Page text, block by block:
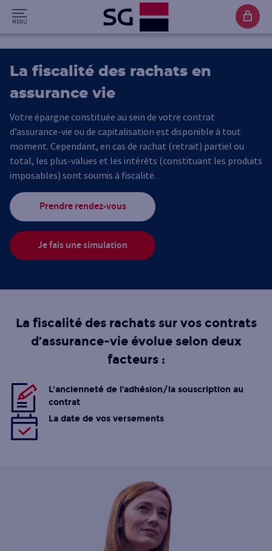
La fiscalité des rachats en
assurance vie
Votre épargne constituée au sein de votre contrat
d’assurance-vie ou de capitalisation est disponible à tout
moment. Cependant, en cas de rachat (retrait) partiel ou
total, les plus-values et les intérêts (constituant les produits
imposables) sont soumis à fiscalité.
Prendre rendez-vous
Je fais une simulation
La fiscalité des rachats sur vos contrats
d’assurance-vie évolue selon deux
facteurs :
L'ancienneté de l’adhésion/la souscription au
contrat
La date de vos versements